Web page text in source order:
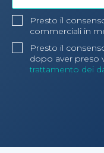
Presto il
commerciali in
Presto il
dopo aver preso
trattamento dei